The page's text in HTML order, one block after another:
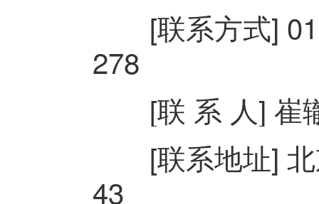
[联系方式]
278
[联 系 人] 崔
[联系地址] 北
43